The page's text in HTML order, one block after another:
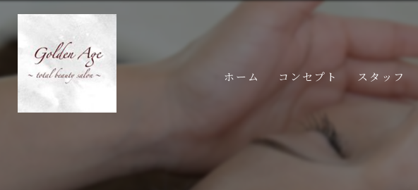
ホーム コンセプト スタッフ